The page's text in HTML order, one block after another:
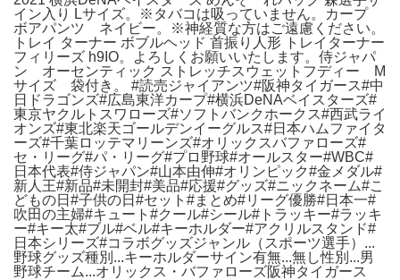
イン入り Lサイズ。※タバコは吸っていません。カープ
ボアパンツ ネイビー。※神経質な方はご遠慮ください。
トレイ ターナー ボブルヘッド 首振り人形 トレイターナー
フィリーズ h9IO。よろしくお願いいたします。侍ジャパ
ン オーセンティック ストレッチスウェットフディー M
サイズ 袋付き。 #読売ジャイアンツ#阪神タイガース#中
日ドラゴンズ#広島東洋カープ#横浜DeNAベイスターズ#
東京ヤクルトスワローズ#ソフトバンクホークス#西武ライ
オンズ#東北楽天ゴールデンイーグルス#日本ハムファイタ
ーズ#千葉ロッテマリーンズ#オリックスバファローズ#
セ・リーグ#パ・リーグ#プロ野球#オールスター#WBC#
日本代表#侍ジャパン#山本由伸#オリンピック#金メダル#
新人王#新品#未開封#美品#応援#グッズ#ニックネーム#こ
どもの日#子供の日#セット#まとめ#リーグ優勝#日本一#
吹田の主婦#キュート#クール#シール#トラッキー#ラッキ
ー#キー太#ブル#ベル#キーホルダー#アクリルスタンド#
日本シリーズ#コラボグッズジャンル（スポーツ選手）...
野球グッズ種別...キーホルダーサイン有無...無し性別...男
野球チーム...オリックス・バファローズ阪神タイガース